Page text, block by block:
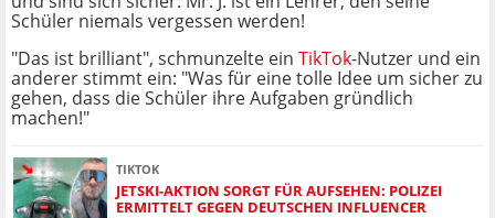
Schüler niemals vergessen werden!
"Das ist brilliant", schmunzelte ein TikTok-Nutzer und ein
anderer stimmt ein: "Was für eine tolle Idee um sicher zu
gehen, dass die Schüler ihre Aufgaben gründlich
machen!"
TIKTOK
JETSKI-AKTION SORGT FÜR AUFSEHEN: POLIZEI
ERMITTELT GEGEN DEUTSCHEN INFLUENCER